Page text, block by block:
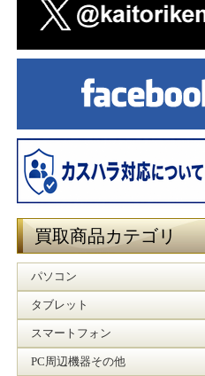
買取商品カテゴリ
パソコン
タブレット
スマートフォン
PC周辺機器その他